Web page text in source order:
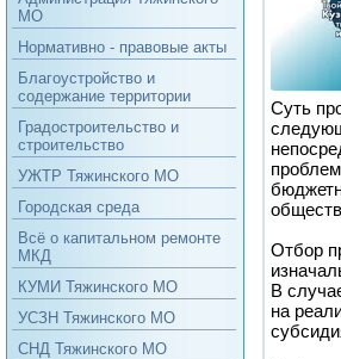
МО
Нормативно - правовые акты
Благоустройство и
содержание территории
Градостроительство и
строительство
УЖТР Тяжинского МО
Городская среда
Всё о капитальном ремонте
МКД
КУМИ Тяжинского МО
УСЗН Тяжинского МО
СНД Тяжинского МО
Суть
Отбор
В
на